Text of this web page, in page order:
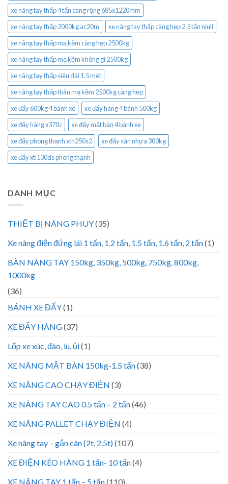
xe nâng tay thấp 4 tấn càng rộng 685x1220mm
xe nâng tay thấp 2000kg ac20m
xe nâng tay thấp càng hẹp 2.5 tấn niuli
xe nâng tay thấp mạ kẽm càng hẹp 2500kg
xe nâng tay thấp mạ kẽm không gỉ 2500kg
xe nâng tay thấp siêu dài 1.5 mét
xe nâng tay thấp thân mạ kẽm 2500kg càng hẹp
xe đẩy 600kg 4 bánh xe
xe đẩy hàng 4 bánh 500kg
xe đẩy hàng x370c
xe đẩy mặt bàn 4 bánh xe
xe đẩy phong thạnh xth250s2
xe đẩy sàn nhựa 300kg
xe đẩy xtl130ds phong thạnh
DANH MỤC
THIẾT BỊ NÂNG PHUY(35)
Xe nâng điện đứng lái 1 tấn, 1.2 tấn, 1.5 tấn, 1.6 tấn, 2 tấn(1)
BÀN NÂNG TAY 150kg, 350kg, 500kg, 750kg, 800kg,
1000kg
(36)
BÁNH XE ĐẨY(1)
XE ĐẨY HÀNG(37)
Lốp xe xúc, đào, lu, ủi(1)
XE NÂNG MẶT BÀN 150kg-1.5 tấn(38)
XE NÂNG CAO CHẠY ĐIỆN (3)
XE NÂNG TAY CAO 0.5 tấn – 2 tấn(46)
XE NÂNG PALLET CHẠY ĐIỆN (4)
Xe nâng tay – gắn cân (2t, 2.5t)(107)
XE ĐIỆN KÉO HÀNG 1 tấn- 10 tấn(4)
XE NÂNG TAY 1 tấn – 5 tấn(110)